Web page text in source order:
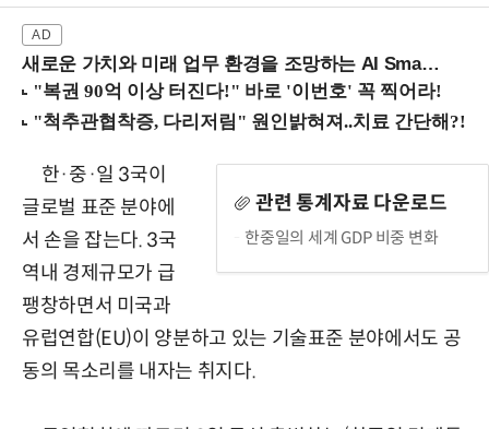
새로운 가치와 미래 업무 환경을 조망하는 AI Smart Work Summit 2026 (9/11 코엑스)
관련 통계자료 다운로드
한중일의 세계 GDP 비중 변화
한·중·일 3국이
글로벌 표준 분야에
서 손을 잡는다. 3국
역내 경제규모가 급
팽창하면서 미국과
유럽연합(EU)이 양분하고 있는 기술표준 분야에서도 공
동의 목소리를 내자는 취지다.